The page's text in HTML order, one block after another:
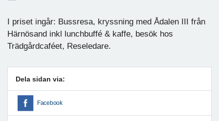
I priset ingår: Bussresa, kryssning med Ådalen III från
Härnösand inkl lunchbuffé & kaffe, besök hos
Trädgårdcaféet, Reseledare.
Dela sidan via:
Facebook